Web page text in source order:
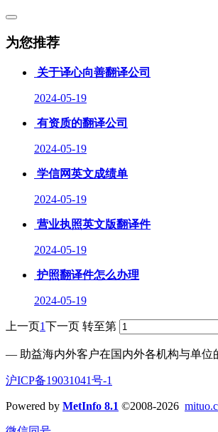
为您推荐
关于译心向善翻译公司
2024-05-19
有资质的翻译公司
2024-05-19
学信网英文成绩单
2024-05-19
营业执照英文版翻译件
2024-05-19
护照翻译件怎么办理
2024-05-19
上一页1下一页 转至第
— 助益海内外客户在国内外各机构与单
沪ICP备19031041号-1
Powered by MetInfo 8.1 ©2008-2026